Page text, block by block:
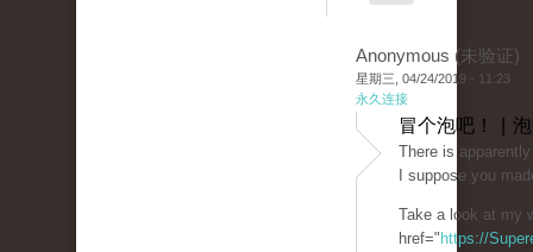
Anonymous (未验证)
星期三, 04/24/2019 - 11:23
永久连接
冒个泡吧！ |
There is
I suppose you
Take a look at my
href=" https://